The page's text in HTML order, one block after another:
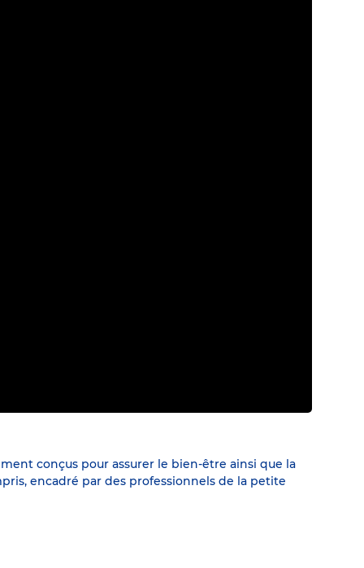
conçus pour assurer le bien-être ainsi que la
encadré par des professionnels de la petite